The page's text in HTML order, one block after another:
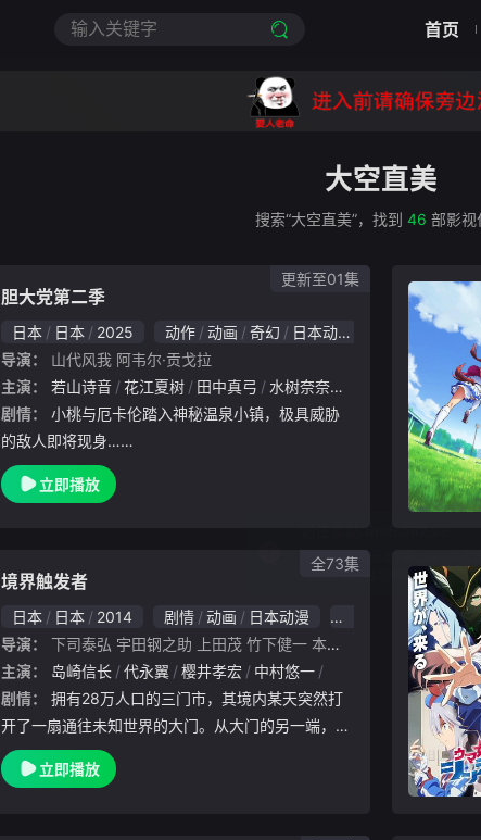
首页
大空直美
搜索“大空直美”，找到 46 部影视
胆大党第二季
日本 日本 2025 动作 动画 奇幻
日本动漫
导演：
山代风我 阿韦尔·贡戈拉
主演：
若山诗音 花江夏树 田中真弓 水树奈奈 石川界人
剧情：
的敌人即将现身……
立即播放
更新至01集
境界触发者
日本 日本 2014 剧情 动画 日本动漫
导演：
下司泰弘 宇田钢之助 上田茂 竹下健一 本乡满 角铜博之 神谷纯
主演：
岛崎信长 代永翼 樱井孝宏 中村悠一 能登麻美子
剧情：
开了一扇通往未知世界的大门。从大门的另一端，被
称为“近界民”的怪物蜂拥而出。人类惊慌失措之余发
现，地球现有的武器对近界民完全没有任何效果。危
立即播放
全73集